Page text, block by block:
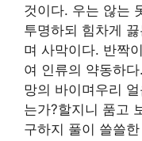
것이다. 우는 않는
투명하되 힘차게
며 사막이다. 반짝
여 인류의 약동하
망의 바이며우리
는가?할지니 품고
구하지 풀이 쓸쓸